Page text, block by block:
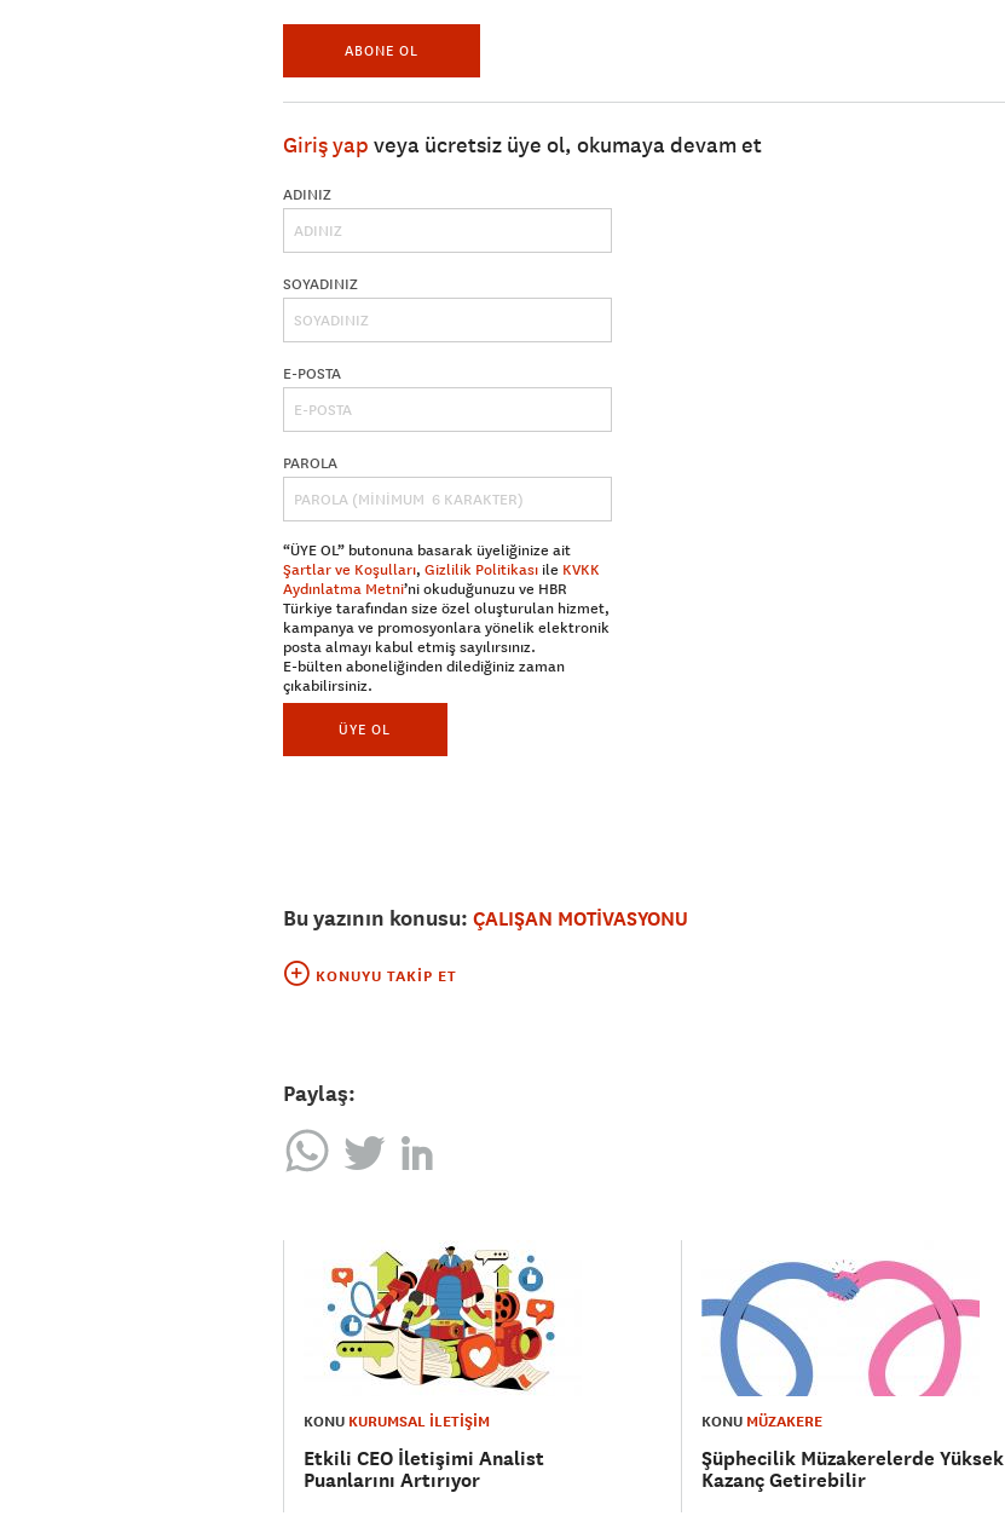
ABONE OL
Giriş yap veya ücretsiz üye ol, okumaya devam et
ADINIZ
SOYADINIZ
E-POSTA
PAROLA
“ÜYE OL” butonuna basarak üyeliğinize ait
Şartlar ve Koşulları, Gizlilik Politikası ile KVKK
Aydınlatma Metni’ni okuduğunuzu ve HBR
Türkiye tarafından size özel oluşturulan hizmet,
kampanya ve promosyonlara yönelik elektronik
posta almayı kabul etmiş sayılırsınız.
E-bülten aboneliğinden dilediğiniz zaman
çıkabilirsiniz.
ÜYE OL
Bu yazının konusu: ÇALIŞAN MOTİVASYONU
KONUYU TAKIP ET
Paylaş:
KONU KURUMSAL İLETİŞİM
Etkili CEO İletişimi Analist
Puanlarını Artırıyor
KONU MÜZAKERE
Şüphecilik Müzakerelerde Yüksek
Kazanç Getirebilir